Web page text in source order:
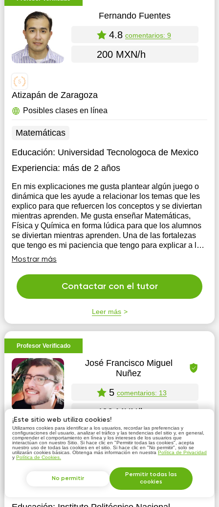
Fernando Fuentes
4.8 comentarios: 9
200 MXN/h
Atizapán de Zaragoza
Posibles clases en línea
Matemáticas
Educación: Universidad Tecnologoca de Mexico
Experiencia: más de 2 años
En mis explicaciones me gusta plantear algún juego o
dinámica que les ayude a relacionar los temas que les
explico para que refuercen los conceptos y se diviertan
mientras aprenden. Me gusta enseñar Matemáticas,
Física y Química en forma lúdica para que los alumnos
se diviertan mientras aprenden. Una de las fortalezas
que tengo es mi paciencia que tengo para explicar a los
alumnos conceptos que les cuesta trabajo entender
siempre y cuando se esfuercen en estudiar.
Mostrar más
Contactar con el tutor
Leer más
Profesor Verificado
José Francisco Miguel
Nuñez
5 comentarios: 13
400 MXN/h
Ciudad de México
¡Este sitio web utiliza cookies!
Utilizamos cookies para identificar a los usuarios, recordar las preferencias y
configuraciones del usuario, analizar el tráfico y las tendencias del sitio y, en general,
comprender el comportamiento en línea y los intereses de los usuarios que
interactúan con nuestro Sitio. Si hace clic en "Permitir todas las cookies", acepta
nuestro uso de todas las cookies en el sitio. Si hace clic en "No permitir", solo se
utilizarán cookies básicas. Obtenga más información en nuestra Política de Privacidad
y Política de Cookies.
Permitir todas las
cookies
No permitir